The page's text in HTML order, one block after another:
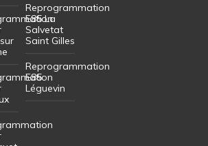
Reprogrammation
E85 La
Salvetat
Saint Gilles
Reprogrammation
E85
Léguevin